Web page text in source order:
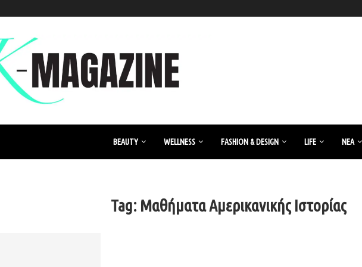
BEAUTY WELLNESS FASHION & DESIGN LIFE ΝΈΑ
Tag: Μαθήματα Αμερικανικής Ιστορίας